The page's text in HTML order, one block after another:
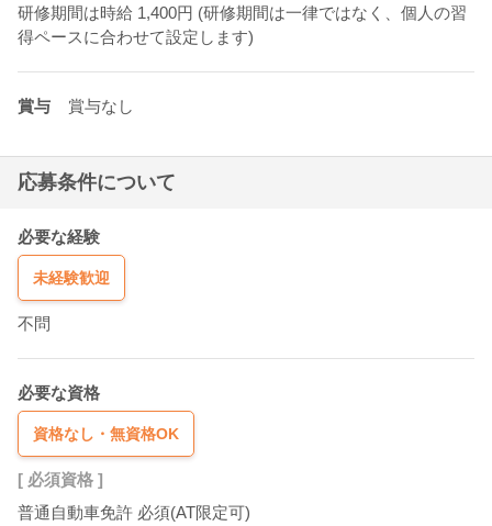
研修期間は時給 1,400円 (研修期間は一律ではなく、個人の習
得ペースに合わせて設定します)
賞与 賞与なし
応募条件について
必要な経験
未経験歓迎
不問
必要な資格
資格なし・無資格OK
[ 必須資格 ]
普通自動車免許 必須(AT限定可)